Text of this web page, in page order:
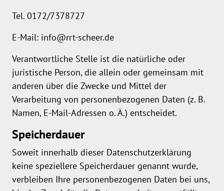
Tel. 0172/7378727
E-Mail: info@rrt-scheer.de
Verantwortliche Stelle ist die natürliche oder
juristische Person, die allein oder gemeinsam mit
anderen über die Zwecke und Mittel der
Verarbeitung von personenbezogenen Daten (z. B.
Namen, E-Mail-Adressen o. Ä.) entscheidet.
Speicherdauer
Soweit innerhalb dieser Datenschutzerklärung
keine speziellere Speicherdauer genannt wurde,
verbleiben Ihre personenbezogenen Daten bei uns,